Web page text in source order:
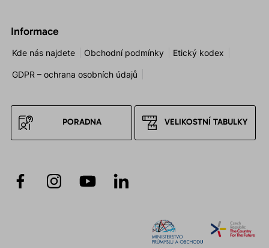
Informace
Kde nás najdete Obchodní podmínky Etický kodex
GDPR – ochrana osobních údajů
PORADNA VELIKOSTNÍ TABULKY